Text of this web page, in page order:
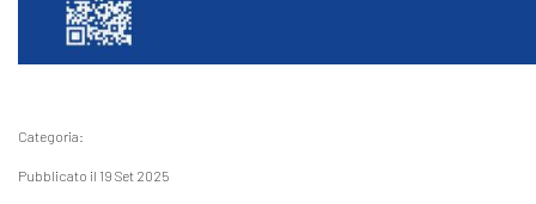
Categoria:
Pubblicato il 19 Set 2025